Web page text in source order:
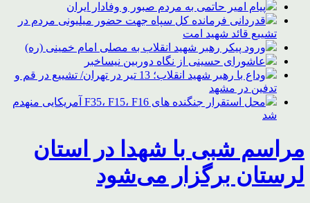
پیام امیر حاتمی به مردم صبور و وفادار ایران
قدردانی فرمانده کل سپاه جهت حضور میلیونی مردم در
تشییع قائد شهید امت
ورود پیکر رهبر شهید انقلاب به مصلی امام خمینی (ره)
عاشورای حسینی از نگاه دوربین نیساخبر
وداع با رهبر شهید انقلاب؛ 13 تیر در تهران/ تشییع در قم و
تدفین در مشهد
محل استقرار جنگنده های F35، F15، F16 آمریکایی منهدم
شد
مراسم شبی با شهدا در استان
لرستان برگزار می‌شود